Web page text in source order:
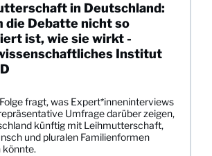
in Deutschland:
die Debatte nicht so
ist, wie sie wirkt -
Institut
fragt, was Expert*inneninterviews
Umfrage darüber zeigen,
künftig mit Leihmutterschaft,
und pluralen Familienformen
könnte.